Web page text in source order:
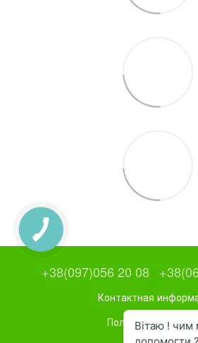
+38(097)056 20 08
Контактная
Полная версия